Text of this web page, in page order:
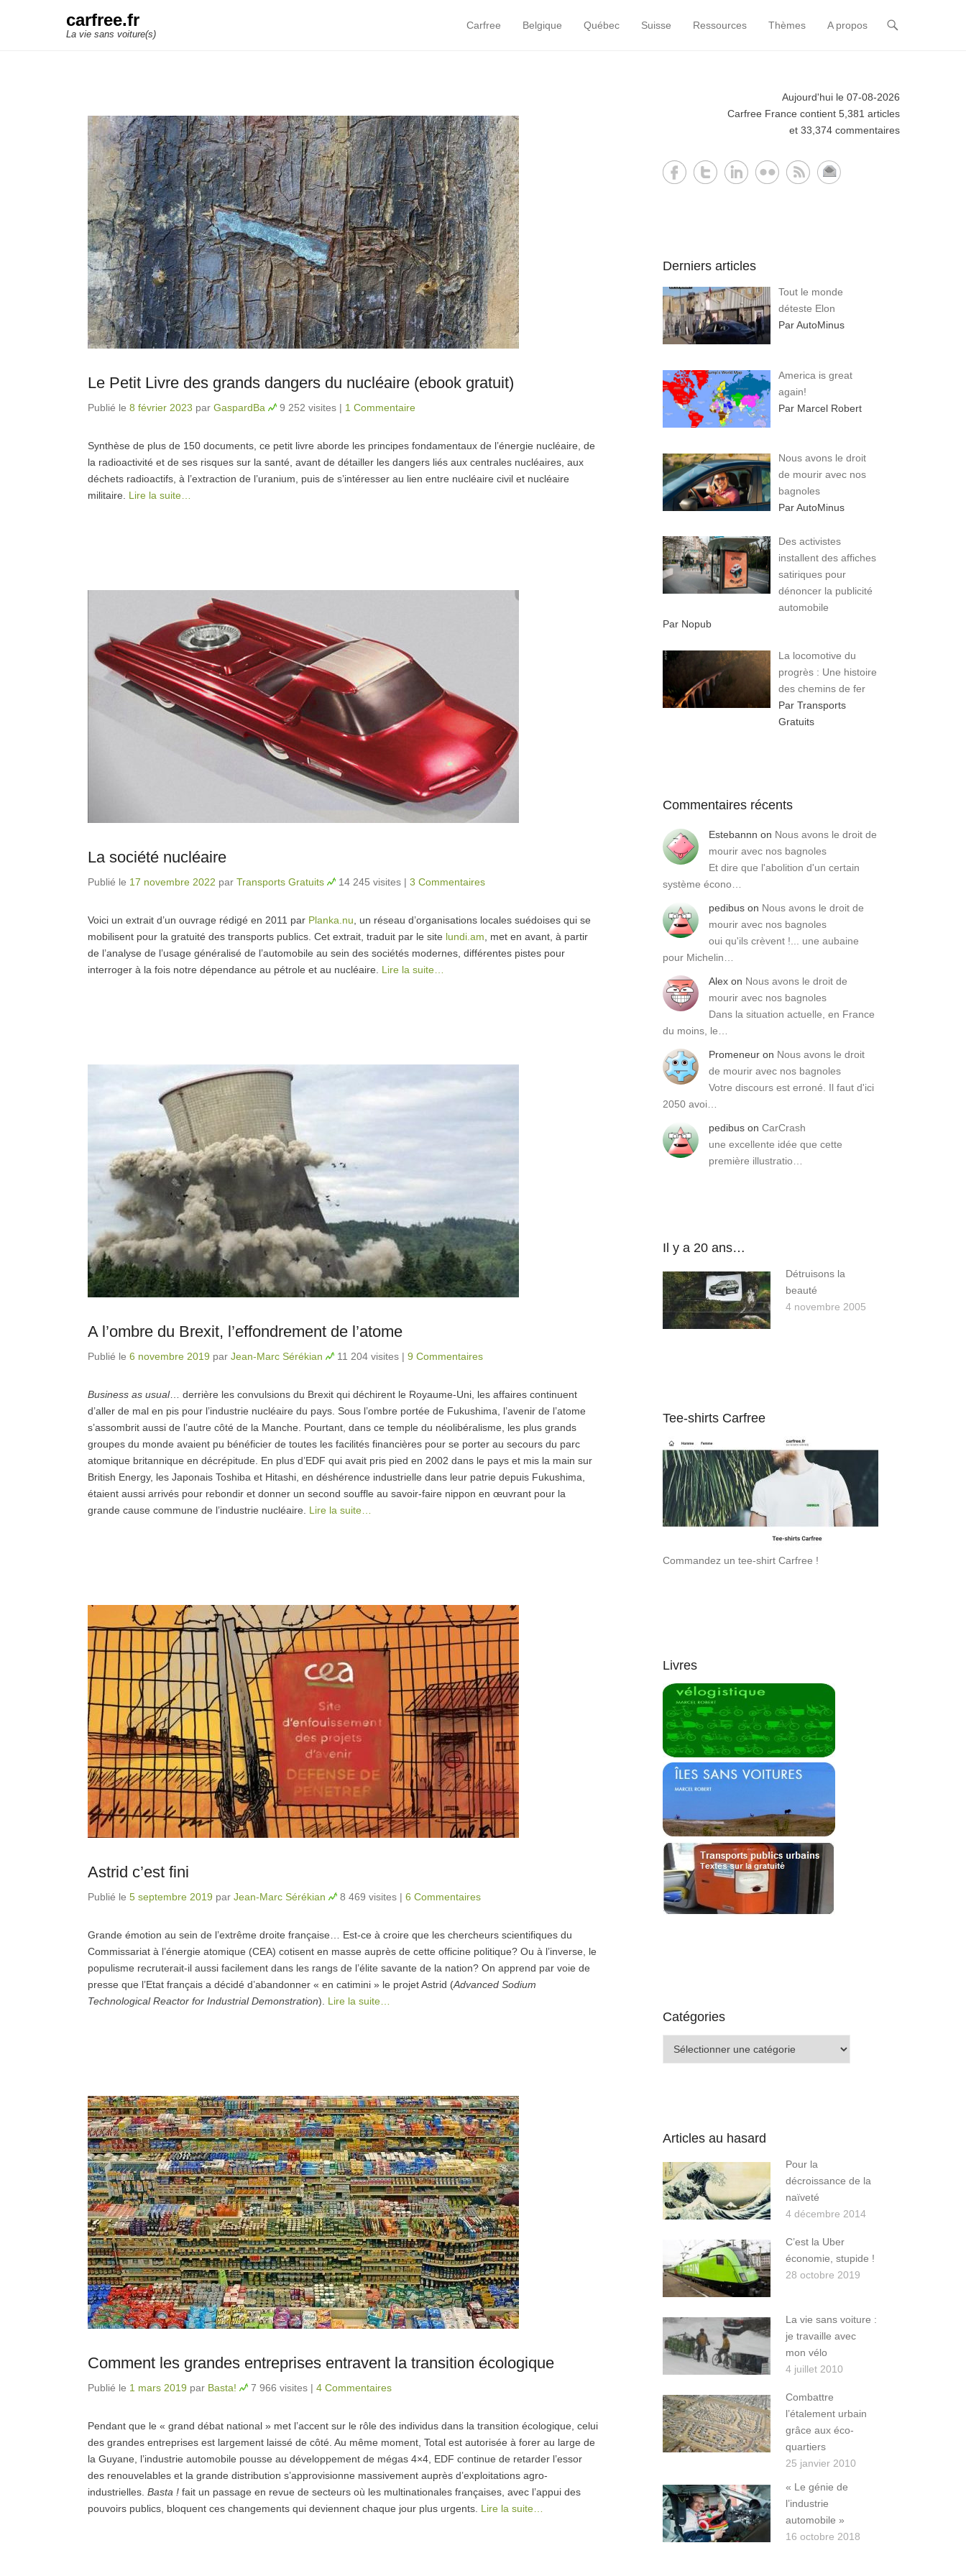
carfree.fr
La vie sans voiture(s)
Primary Menu
Skip to content
Carfree Belgique Québec Suisse Ressources Thèmes A propos
Le Petit Livre des grands dangers du nucléaire (ebook gratuit)
Publié le 8 février 2023 par GaspardBa 9 252 visites | 1 Commentaire
Synthèse de plus de 150 documents, ce petit livre aborde les principes fondamentaux de l’énergie nucléaire, de
la radioactivité et de ses risques sur la santé, avant de détailler les dangers liés aux centrales nucléaires, aux
déchets radioactifs, à l’extraction de l’uranium, puis de s’intéresser au lien entre nucléaire civil et nucléaire
militaire. Lire la suite…
La société nucléaire
Publié le 17 novembre 2022 par Transports Gratuits 14 245 visites | 3 Commentaires
Voici un extrait d’un ouvrage rédigé en 2011 par Planka.nu , un réseau d’organisations locales suédoises qui se
mobilisent pour la gratuité des transports publics. Cet extrait, traduit par le site lundi.am , met en avant, à partir
de l’analyse de l’usage généralisé de l’automobile au sein des sociétés modernes, différentes pistes pour
interroger à la fois notre dépendance au pétrole et au nucléaire. Lire la suite…
A l’ombre du Brexit, l’effondrement de l’atome
Publié le 6 novembre 2019 par Jean-Marc Sérékian 11 204 visites | 9 Commentaires
Business as usual… derrière les convulsions du Brexit qui déchirent le Royaume-Uni, les affaires continuent
d’aller de mal en pis pour l’industrie nucléaire du pays. Sous l’ombre portée de Fukushima, l’avenir de l’atome
s’assombrit aussi de l’autre côté de la Manche. Pourtant, dans ce temple du néolibéralisme, les plus grands
groupes du monde avaient pu bénéficier de toutes les facilités financières pour se porter au secours du parc
atomique britannique en décrépitude. En plus d’EDF qui avait pris pied en 2002 dans le pays et mis la main sur
British Energy, les Japonais Toshiba et Hitashi, en déshérence industrielle dans leur patrie depuis Fukushima,
étaient aussi arrivés pour rebondir et donner un second souffle au savoir-faire nippon en œuvrant pour la
grande cause commune de l’industrie nucléaire. Lire la suite…
Astrid c’est fini
Publié le 5 septembre 2019 par Jean-Marc Sérékian 8 469 visites | 6 Commentaires
Grande émotion au sein de l’extrême droite française… Est-ce à croire que les chercheurs scientifiques du
Commissariat à l’énergie atomique (CEA) cotisent en masse auprès de cette officine politique? Ou à l’inverse, le
populisme recruterait-il aussi facilement dans les rangs de l’élite savante de la nation? On apprend par voie de
presse que l’Etat français a décidé d’abandonner « en catimini » le projet Astrid (Advanced Sodium
Technological Reactor for Industrial Demonstration). Lire la suite…
Comment les grandes entreprises entravent la transition écologique
Publié le 1 mars 2019 par Basta! 7 966 visites | 4 Commentaires
Pendant que le « grand débat national » met l’accent sur le rôle des individus dans la transition écologique, celui
des grandes entreprises est largement laissé de côté. Au même moment, Total est autorisée à forer au large de
la Guyane, l’industrie automobile pousse au développement de mégas 4×4, EDF continue de retarder l’essor
des renouvelables et la grande distribution s’approvisionne massivement auprès d’exploitations agro-
industrielles. Basta ! fait un passage en revue de secteurs où les multinationales françaises, avec l’appui des
pouvoirs publics, bloquent ces changements qui deviennent chaque jour plus urgents. Lire la suite…
Aujourd'hui le 07-08-2026
Carfree France contient 5,381 articles
et 33,374 commentaires
Derniers articles
Tout le monde
déteste Elon
Par AutoMinus
America is great
again!
Par Marcel Robert
Nous avons le droit
de mourir avec nos
bagnoles
Par AutoMinus
Des activistes
installent des affiches
satiriques pour
dénoncer la publicité
automobile
Par Nopub
La locomotive du
progrès : Une histoire
des chemins de fer
Par Transports
Gratuits
Commentaires récents
Estebannn on Nous avons le droit de
mourir avec nos bagnoles
Et dire que l'abolition d'un certain
système écono…
pedibus on Nous avons le droit de
mourir avec nos bagnoles
oui qu'ils crèvent !... une aubaine
pour Michelin…
Alex on Nous avons le droit de
mourir avec nos bagnoles
Dans la situation actuelle, en France
du moins, le…
Promeneur on Nous avons le droit
de mourir avec nos bagnoles
Votre discours est erroné. Il faut d'ici
2050 avoi…
pedibus on CarCrash
une excellente idée que cette
première illustratio…
Il y a 20 ans…
Détruisons la
beauté
4 novembre 2005
Tee-shirts Carfree
Commandez un tee-shirt Carfree !
Livres
Catégories
Articles au hasard
Pour la
décroissance de la
naïveté
4 décembre 2014
C’est la Uber
économie, stupide !
28 octobre 2019
La vie sans voiture :
je travaille avec
mon vélo
4 juillet 2010
Combattre
l’étalement urbain
grâce aux éco-
quartiers
25 janvier 2010
« Le génie de
l’industrie
automobile »
16 octobre 2018